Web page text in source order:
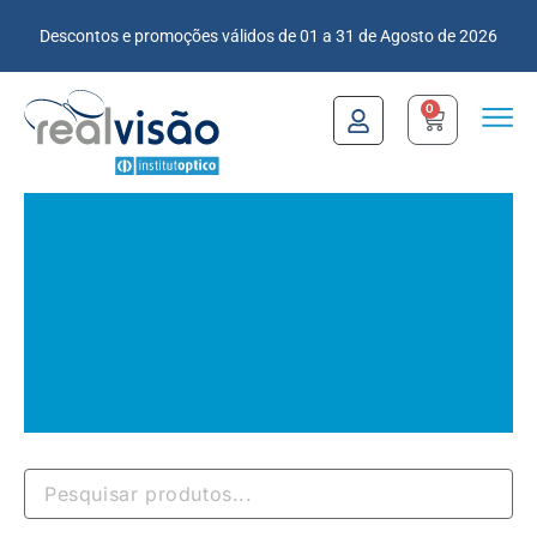
Descontos e promoções válidos de 01 a 31 de Agosto de 2026
0
Óculos de Sol -
Homem